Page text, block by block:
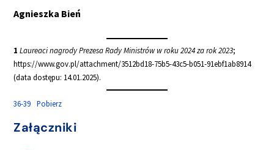
Agnieszka Bień
1 Laureaci nagrody Prezesa Rady Ministrów w roku 2024 za rok 2023;
https://www.gov.pl/attachment/3512bd18-75b5-43c5-b051-91ebf1ab8914
(data dostępu: 14.01.2025).
36-39 Pobierz
Załączniki